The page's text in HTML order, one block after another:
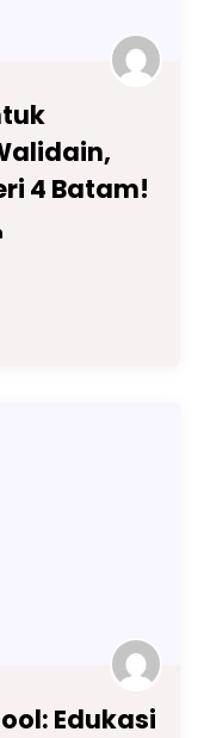
4 Batam!
Edukasi